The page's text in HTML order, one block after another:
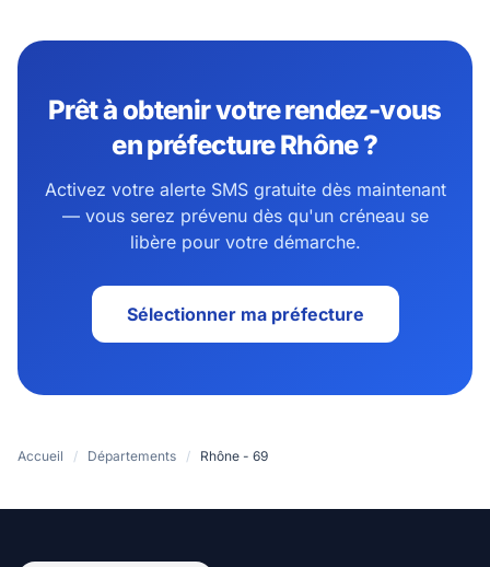
Prêt à obtenir votre rendez-vous
en préfecture Rhône ?
Activez votre alerte SMS gratuite dès maintenant
— vous serez prévenu dès qu'un créneau se
libère pour votre démarche.
Sélectionner ma préfecture
Accueil / Départements / Rhône - 69